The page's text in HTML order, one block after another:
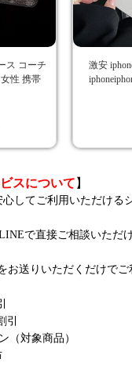
ス コーチ
女性 携帯
激安
スについて 】
してご利用いただける
で直接ご相談いただ
お送りいただくだけで
引
（対象商品）